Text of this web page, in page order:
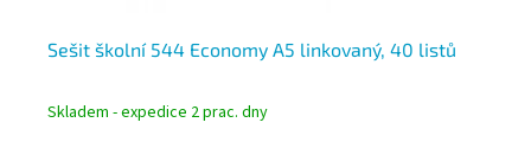
Sešit školní 544 Economy A5 linkovaný, 40 listů
Skladem - expedice 2 prac. dny